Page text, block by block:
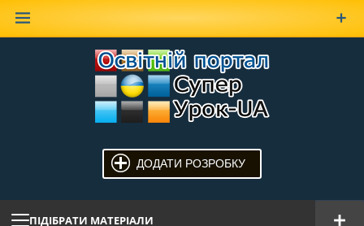
ДОДАТИ РОЗРОБКУ
ПІДІБРАТИ МАТЕРІАЛИ